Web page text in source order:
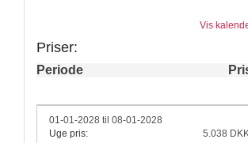
Vis
Priser:
Periode
01-01-2028 til 08-01-2028
Uge pris:
5.038